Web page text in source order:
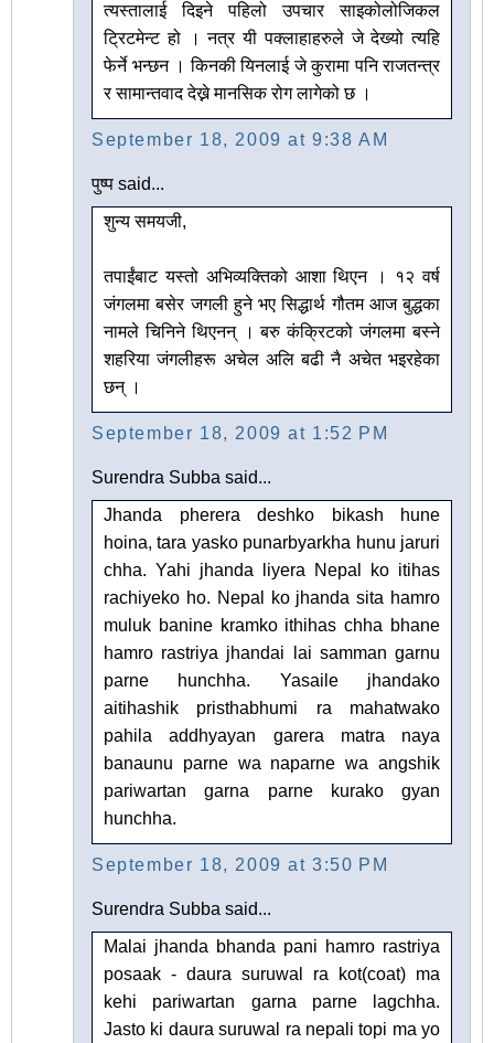
त्यस्तालाई दिइने पहिलो उपचार साइकोलोजिकल
ट्रिटमेन्ट हो । नत्र यी पक्लाहाहरुले जे देख्यो त्यहि
फेर्ने भन्छन । किनकी यिनलाई जे कुरामा पनि राजतन्त्र
र सामान्तवाद देख्ने मानसिक रोग लागेको छ ।
September 18, 2009 at 9:38 AM
पुष्प said...
शुन्य समयजी,
तपाईंबाट यस्तो अभिव्यक्तिको आशा थिएन । १२ वर्ष
जंगलमा बसेर ज‍गली हुने भए सिद्धार्थ गौतम आज बुद्धका
नामले चिनिने थिएनन् । बरु कंक्रिटको जंगलमा बस्ने
शहरिया जंगलीहरू अचेल अलि बढी नै अचेत भइरहेका
छन् ।
September 18, 2009 at 1:52 PM
Surendra Subba said...
Jhanda pherera deshko bikash hune
hoina, tara yasko punarbyarkha hunu jaruri
chha. Yahi jhanda liyera Nepal ko itihas
rachiyeko ho. Nepal ko jhanda sita hamro
muluk banine kramko ithihas chha bhane
hamro rastriya jhandai lai samman garnu
parne hunchha. Yasaile jhandako
aitihashik pristhabhumi ra mahatwako
pahila addhyayan garera matra naya
banaunu parne wa naparne wa angshik
pariwartan garna parne kurako gyan
hunchha.
September 18, 2009 at 3:50 PM
Surendra Subba said...
Malai jhanda bhanda pani hamro rastriya
posaak - daura suruwal ra kot(coat) ma
kehi pariwartan garna parne lagchha.
Jasto ki daura suruwal ra nepali topi ma yo